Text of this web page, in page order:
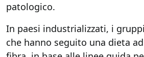
patologico.
In paesi industrializzati, i
che hanno seguito una dieta